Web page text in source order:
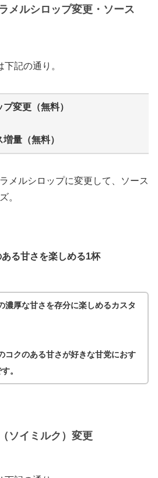
メルシロップ変更・ソース
記の通り。
変更（無料）
量（無料）
メルシロップに変更して、ソース
。
る甘さを楽しめる1杯
濃厚な甘さを存分に楽しめるカスタ
コクのある甘さが好きな甘党におす
。
ソイミルク）変更